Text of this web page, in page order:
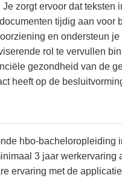
zorgt ervoor dat
tijdig aan
en ondersteun
rol te vervullen
gezondheid van de
heeft op de
hbo-bacheloropleiding
3 jaar werkervaring
ervaring met de